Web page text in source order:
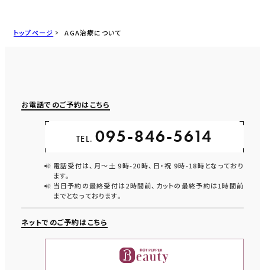
トップページ AGA治療について
お電話でのご予約はこちら
TEL. 095-846-5614
電話受付は、月〜土 9時-20時、日・祝 9時-18時となっており
ます。
当日予約の最終受付は2時間前、カットの最終予約は1時間前
までとなっております。
ネットでのご予約はこちら